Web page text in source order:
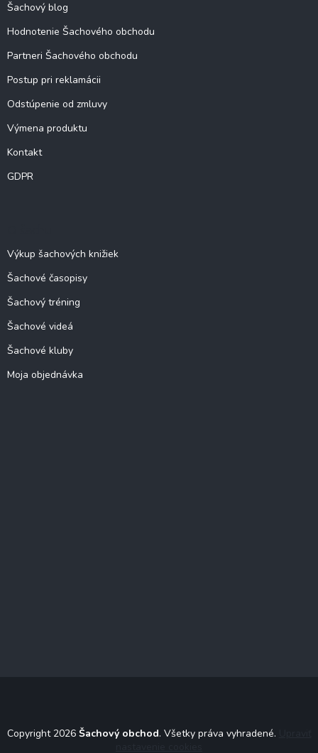
Šachový blog
Hodnotenie Šachového obchodu
Partneri Šachového obchodu
Postup pri reklamácii
Odstúpenie od zmluvy
Výmena produktu
Kontakt
GDPR
Výkup šachových knižiek
Šachové časopisy
Šachový tréning
Šachové videá
Šachové kluby
Moja objednávka
Copyright 2026 Šachový obchod. Všetky práva vyhradené.